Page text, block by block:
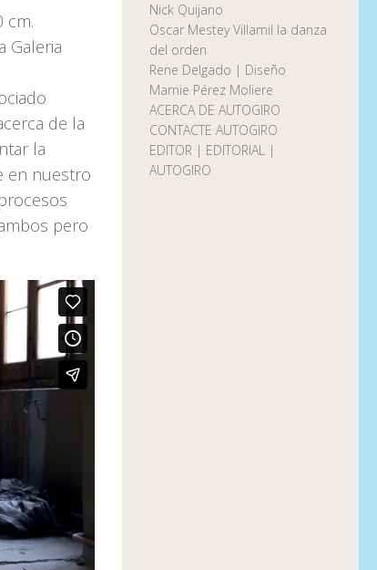
cm.
Galeria
de la
la
en nuestro
pero
Nick Quijano
Oscar Mestey Villamil la danza
del orden
Rene Delgado | Diseño
Marnie Pérez Moliere
ACERCA DE AUTOGIRO
CONTACTE AUTOGIRO
EDITOR | EDITORIAL |
AUTOGIRO